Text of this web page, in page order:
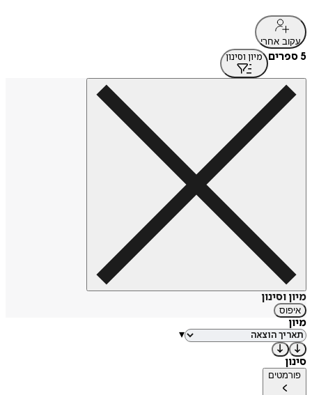
עקוב אחרי
5 ספרים מיון וסינון
מיון וסינון
איפוס
מיון
▾
סינון
פורמטים